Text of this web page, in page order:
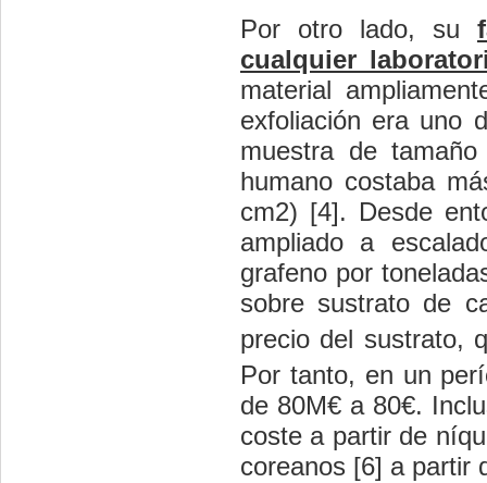
Por otro lado, su
cualquier
material
exfoliación era uno
muestra de
humano costaba
cm2) [4]. Desde
ampliado a
grafeno por
sobre sustrato de
precio del sustrato,
Por tanto, en un
de 80M€ a 80€.
coste a partir de
coreanos [6] a partir